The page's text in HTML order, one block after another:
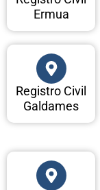
Ermua
Registro Civil
Galdames